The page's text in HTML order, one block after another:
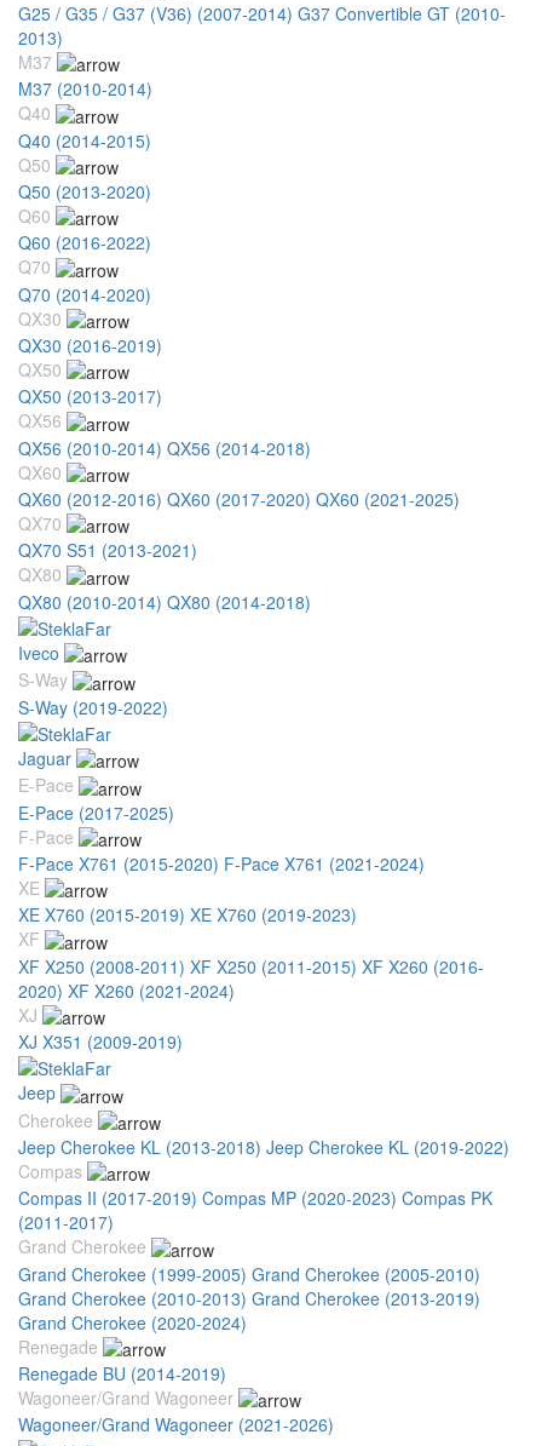
G25 / G35 / G37 (V36) (2007-2014) G37 Convertible GT (2010-
2013)
M37
M37 (2010-2014)
Q40
Q40 (2014-2015)
Q50
Q50 (2013-2020)
Q60
Q60 (2016-2022)
Q70
Q70 (2014-2020)
QX30
QX30 (2016-2019)
QX50
QX50 (2013-2017)
QX56
QX56 (2010-2014) QX56 (2014-2018)
QX60
QX60 (2012-2016) QX60 (2017-2020) QX60 (2021-2025)
QX70
QX70 S51 (2013-2021)
QX80
QX80 (2010-2014) QX80 (2014-2018)
Iveco
S-Way
S-Way (2019-2022)
Jaguar
E-Pace
E-Pace (2017-2025)
F-Pace
F-Pace X761 (2015-2020) F-Pace X761 (2021-2024)
XE
XE X760 (2015-2019) XE X760 (2019-2023)
XF
XF X250 (2008-2011) XF X250 (2011-2015) XF X260 (2016-
2020) XF X260 (2021-2024)
XJ
XJ X351 (2009-2019)
Jeep
Cherokee
Jeep Cherokee KL (2013-2018) Jeep Cherokee KL (2019-2022)
Compas
Compas II (2017-2019) Compas MP (2020-2023) Compas PK
(2011-2017)
Grand Cherokee
Grand Cherokee (1999-2005) Grand Cherokee (2005-2010)
Grand Cherokee (2010-2013) Grand Cherokee (2013-2019)
Grand Cherokee (2020-2024)
Renegade
Renegade BU (2014-2019)
Wagoneer/Grand Wagoneer
Wagoneer/Grand Wagoneer (2021-2026)